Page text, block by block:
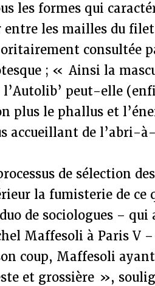
les formes qui
les mailles du
consultée
; « Ainsi la
l’Autolib’ peut-elle
plus le phallus et
accueillant de l’abri-
de sélection
la fumisterie de ce
de sociologues –
Maffesoli à Paris V –
coup, Maffesoli
et grossière »,